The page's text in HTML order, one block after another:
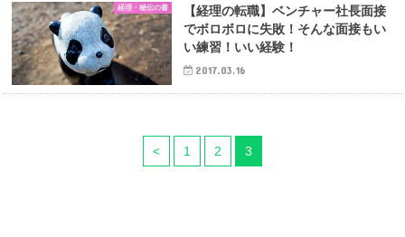
経理・秘伝の書
【経理の転職】ベンチャー社長面接
でボロボロに失敗！そんな面接もい
い練習！いい経験！
2017.03.16
< 1 2 3